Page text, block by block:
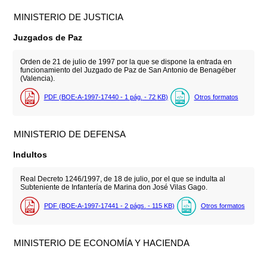
MINISTERIO DE JUSTICIA
Juzgados de Paz
Orden de 21 de julio de 1997 por la que se dispone la entrada en
funcionamiento del Juzgado de Paz de San Antonio de Benagéber
(Valencia).
PDF (BOE-A-1997-17440 - 1 pág. - 72 KB) Otros formatos
MINISTERIO DE DEFENSA
Indultos
Real Decreto 1246/1997, de 18 de julio, por el que se indulta al
Subteniente de Infantería de Marina don José Vilas Gago.
PDF (BOE-A-1997-17441 - 2 págs. - 115 KB) Otros formatos
MINISTERIO DE ECONOMÍA Y HACIENDA